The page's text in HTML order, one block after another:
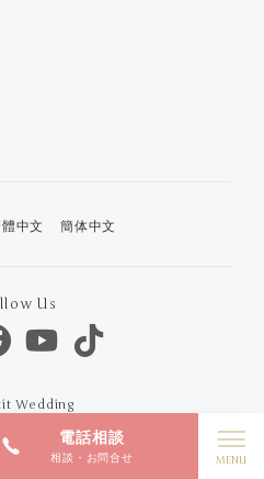
電話相談
相談・お問合せ
中文 簡体中文
Us
Wedding